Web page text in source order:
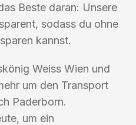
Beste daran: Unsere
sodass du ohne
kannst.
Weiss Wien und
um den Transport
Paderborn.
um ein